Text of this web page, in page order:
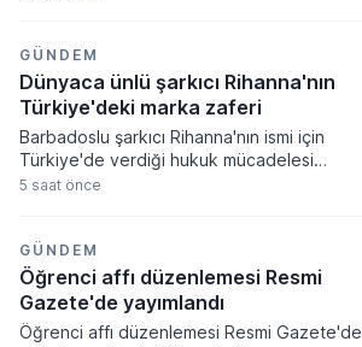
yeni faaliyet izinleri verilirken bazı
işletmelerin yetkileri iptal edildi.
GÜNDEM
Dünyaca ünlü şarkıcı Rihanna'nın
Türkiye'deki marka zaferi
Barbadoslu şarkıcı Rihanna'nın ismi için
Türkiye'de verdiği hukuk mücadelesi
zaferle sonuçlandı. Mahkeme heyeti
tüketicilerde yanılgı uyandıracağı
gerekçesiyle iptal etti.
5 saat önce
GÜNDEM
Öğrenci affı düzenlemesi Resmi
Gazete'de yayımlandı
Öğrenci affı düzenlemesi Resmi Gazete'de